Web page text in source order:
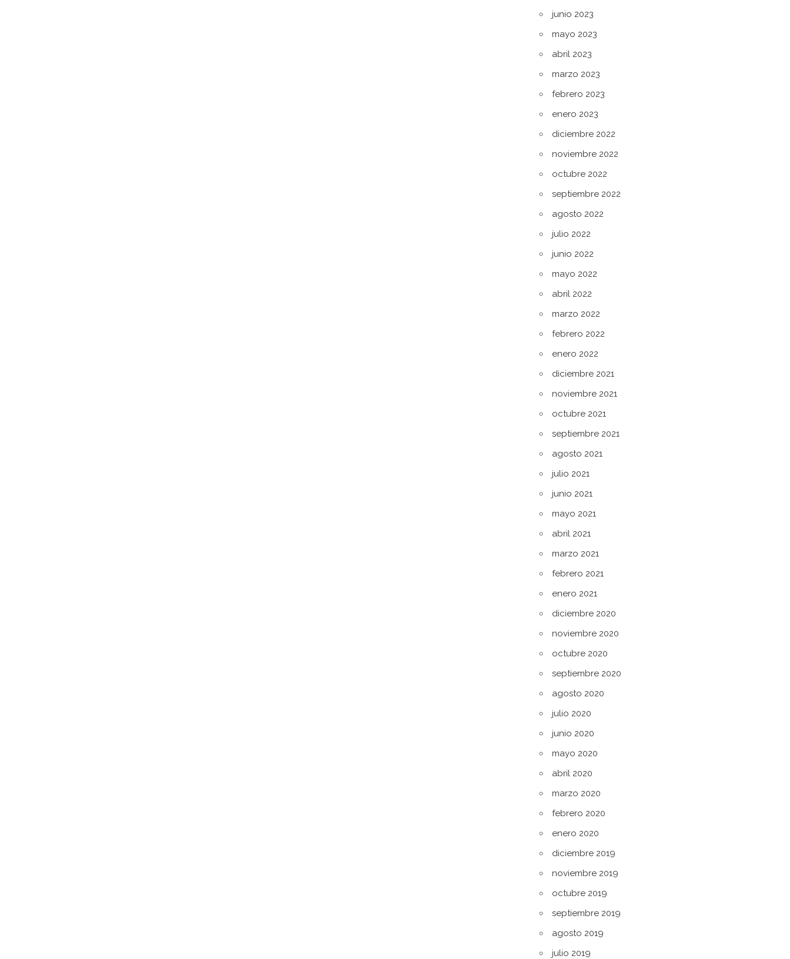
junio 2023
mayo 2023
abril 2023
marzo 2023
febrero 2023
enero 2023
diciembre 2022
noviembre 2022
octubre 2022
septiembre 2022
agosto 2022
julio 2022
junio 2022
mayo 2022
abril 2022
marzo 2022
febrero 2022
enero 2022
diciembre 2021
noviembre 2021
octubre 2021
septiembre 2021
agosto 2021
julio 2021
junio 2021
mayo 2021
abril 2021
marzo 2021
febrero 2021
enero 2021
diciembre 2020
noviembre 2020
octubre 2020
septiembre 2020
agosto 2020
julio 2020
junio 2020
mayo 2020
abril 2020
marzo 2020
febrero 2020
enero 2020
diciembre 2019
noviembre 2019
octubre 2019
septiembre 2019
agosto 2019
julio 2019